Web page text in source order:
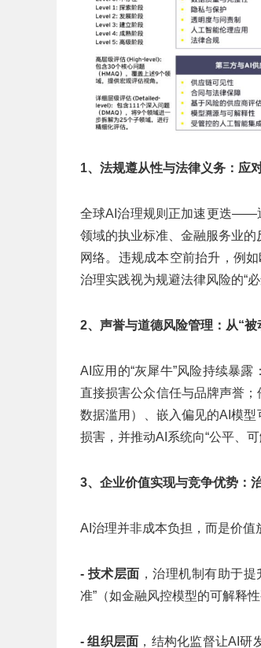
1、法规遵从性与法律义务：应
全球AI治理规则正加速更迭——
领域的执业标准、金融服务业
网络。违规成本空前抬升，例
治理实践视为规避法律风险的“必
2、声誉与道德风险管理：从“被
AI应用的“灰犀牛”风险持续暴
直接损害公众信任与品牌声誉
数据滥用）、嵌入偏见的AI模
损害，并推动AI系统向“公平、
3、企业价值实现与竞争优势：
AI治理并非成本负担，而是价值
- 技术层面 ，治理机制有助于
准”（如金融风控模型的可解释性
- 组织层面 ，结构化监督让AI